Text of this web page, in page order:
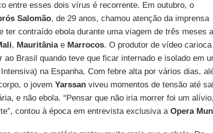
entre esses dois vírus é recorrente. Em outubro, o
Salomão, de 29 anos, chamou atenção da imprensa
ter contraído ebola durante uma viagem de três meses a
, Mauritâniae Marrocos. O produtor de vídeo carioca
ao Brasil quando teve que ficar internado e isolado em
na Espanha. Com febre alta por vários dias,
o jovem Yarssanviveu momentos de tensão até
e não ebola. “Pensar que não iria morrer foi um
contou à época em entrevista exclusiva a Opera